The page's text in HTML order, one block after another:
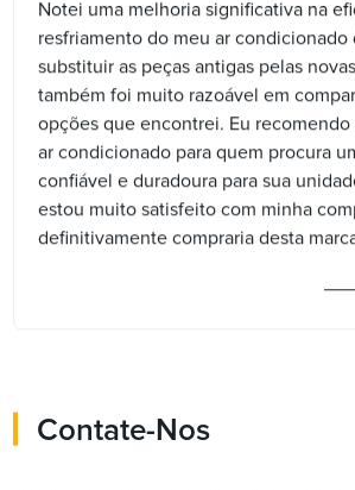
Notei uma melhoria significativa na
resfriamento do meu ar condicionado
substituir as peças antigas pelas
também foi muito razoável em
opções que encontrei. Eu recomendo
ar condicionado para quem procura
confiável e duradoura para sua
estou muito satisfeito com minha
definitivamente compraria desta
Contate-Nos